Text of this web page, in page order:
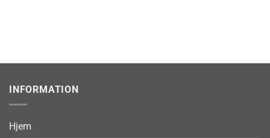
INFORMATION
Hjem